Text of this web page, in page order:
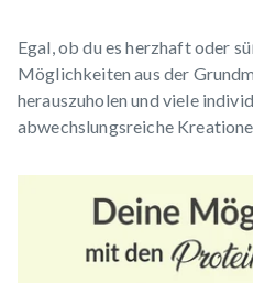
Egal, ob du es herzhaft oder
Möglichkeiten aus der
herauszuholen und viele
abwechslungsreiche